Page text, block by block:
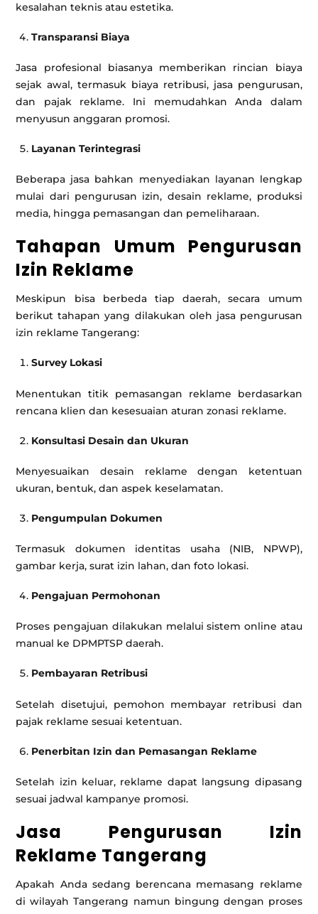
kesalahan teknis atau estetika.
Transparansi Biaya
Jasa profesional biasanya memberikan rincian biaya
sejak awal, termasuk biaya retribusi, jasa pengurusan,
dan pajak reklame. Ini memudahkan Anda dalam
menyusun anggaran promosi.
Layanan Terintegrasi
Beberapa jasa bahkan menyediakan layanan lengkap
mulai dari pengurusan izin, desain reklame, produksi
media, hingga pemasangan dan pemeliharaan.
Tahapan Umum Pengurusan
Izin Reklame
Meskipun bisa berbeda tiap daerah, secara umum
berikut tahapan yang dilakukan oleh jasa pengurusan
izin reklame Tangerang:
Survey Lokasi
Menentukan titik pemasangan reklame berdasarkan
rencana klien dan kesesuaian aturan zonasi reklame.
Konsultasi Desain dan Ukuran
Menyesuaikan desain reklame dengan ketentuan
ukuran, bentuk, dan aspek keselamatan.
Pengumpulan Dokumen
Termasuk dokumen identitas usaha (NIB, NPWP),
gambar kerja, surat izin lahan, dan foto lokasi.
Pengajuan Permohonan
Proses pengajuan dilakukan melalui sistem online atau
manual ke DPMPTSP daerah.
Pembayaran Retribusi
Setelah disetujui, pemohon membayar retribusi dan
pajak reklame sesuai ketentuan.
Penerbitan Izin dan Pemasangan Reklame
Setelah izin keluar, reklame dapat langsung dipasang
sesuai jadwal kampanye promosi.
Jasa Pengurusan Izin
Reklame Tangerang
Apakah Anda sedang berencana memasang reklame
di wilayah Tangerang namun bingung dengan proses